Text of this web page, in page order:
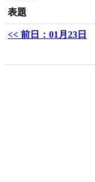
表題
<< 前日：01月23日